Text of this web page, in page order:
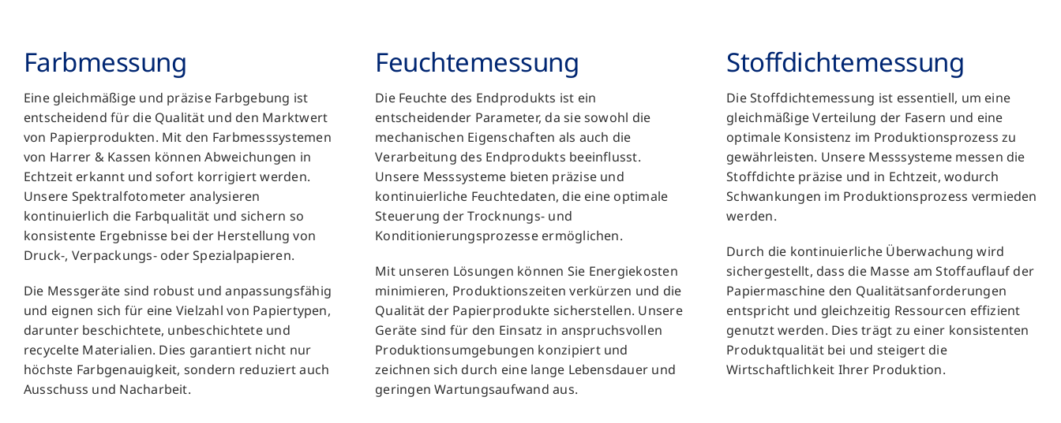
Farb­messung
Eine gleichmäßige und präzise Farbgebung ist
entscheidend für die Qualität und den Marktwert
von Papierprodukten. Mit den Farbmesssystemen
von Harrer & Kassen können Abweichungen in
Echtzeit erkannt und sofort korrigiert werden.
Unsere Spektralfotometer analysieren
kontinuierlich die Farbqualität und sichern so
konsistente Ergebnisse bei der Herstellung von
Druck-, Verpackungs- oder Spezialpapieren.
Die Messgeräte sind robust und anpassungsfähig
und eignen sich für eine Vielzahl von Papiertypen,
darunter beschichtete, unbeschichtete und
recycelte Materialien. Dies garantiert nicht nur
höchste Farbgenauigkeit, sondern reduziert auch
Ausschuss und Nacharbeit.
Feuchte­messung
Die Feuchte des Endprodukts ist ein
entscheidender Parameter, da sie sowohl die
mechanischen Eigenschaften als auch die
Verarbeitung des Endprodukts beeinflusst.
Unsere Messsysteme bieten präzise und
kontinuierliche Feuchtedaten, die eine optimale
Steuerung der Trocknungs- und
Konditionierungsprozesse ermöglichen.
Mit unseren Lösungen können Sie Energiekosten
minimieren, Produktionszeiten verkürzen und die
Qualität der Papierprodukte sicherstellen. Unsere
Geräte sind für den Einsatz in anspruchsvollen
Produktionsumgebungen konzipiert und
zeichnen sich durch eine lange Lebensdauer und
geringen Wartungsaufwand aus.
Stoff­dichte­messung
Die Stoffdichtemessung ist essentiell, um eine
gleichmäßige Verteilung der Fasern und eine
optimale Konsistenz im Produktionsprozess zu
gewährleisten. Unsere Messsysteme messen die
Stoffdichte präzise und in Echtzeit, wodurch
Schwankungen im Produktionsprozess vermieden
werden.
Durch die kontinuierliche Überwachung wird
sichergestellt, dass die Masse am Stoffauflauf der
Papiermaschine den Qualitätsanforderungen
entspricht und gleichzeitig Ressourcen effizient
genutzt werden. Dies trägt zu einer konsistenten
Produktqualität bei und steigert die
Wirtschaftlichkeit Ihrer Produktion.